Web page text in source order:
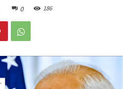
0 186